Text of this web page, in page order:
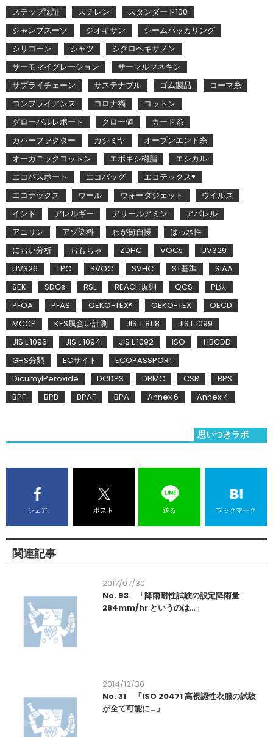
ステップ認証 スチレン
スタンダード100
ジャンプスーツ
ジオキサン
シームパッカリング
シリコーン
シャツ
シクロヘキサノン
サーモマイグレーション
サーマルマネキン
サプライチェーン
サステナブル ゴム製品
コーマ糸
コンプライアンス
コロナ禍
コットン
グローバルレポート
クロー値
カード糸
カバーファクター
カシミヤ
オープンエンド糸
オーガニックコットン
エポキシ樹脂
エシカル
エコパスポート
エコバッグ
エコテックス®
エコテックス
ウール ウォータジェット
ウイルス
インド
アレルギー アリールアミン
アパレル
アニリン
アゾ染料 わが街自慢
はっ水性
におい分析
おもちゃ ZDHC VOCs
UV329
UV326
TPO SVOC SVHC ST基準
SIAA
SEK
SDGs RSL REACH規則 QCS
PL法
PFOA
PFAS OEKO-TEX® OEKO-TEX
OECD
MCCP
KES風合い計測 JIS T 8118
JIS L 1099
JIS L 1096
JIS L 1094 JIS L 1092 ISO
HBCDD
GHS分類
ECサイト
ECOPASSPORT
DicumylPeroxide
DCDPS DBMC CSR
BPS
BPF
BPB BPAF BPA Annex 6 Annex 4
思いつきラボ
シェア ポスト 送る ブックマーク
関連記事
2017/07/30
No. 93 「降雨耐性試験の設定降雨量
284mm/hr というのは…」
2014/12/30
No. 31 「ISO 20471 高視認性衣服の試験
が全て可能に…」